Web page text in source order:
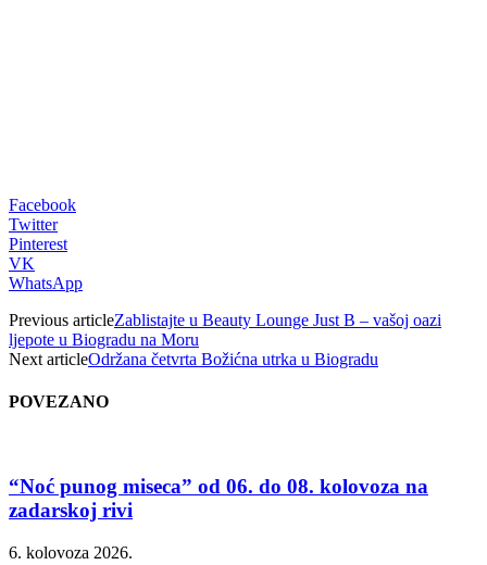
Facebook
Twitter
Pinterest
VK
WhatsApp
Previous articleZablistajte u Beauty Lounge Just B – vašoj oazi
ljepote u Biogradu na Moru
Next articleOdržana četvrta Božićna utrka u Biogradu
POVEZANO
“Noć punog miseca” od 06. do 08. kolovoza na
zadarskoj rivi
6. kolovoza 2026.